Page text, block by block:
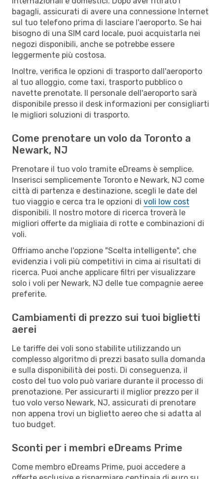
bagagli, assicurati di avere una connessione Internet
sul tuo telefono prima di lasciare l'aeroporto. Se hai
bisogno di una SIM card locale, puoi acquistarla nei
negozi disponibili, anche se potrebbe essere
leggermente più costosa.
Inoltre, verifica le opzioni di trasporto dall'aeroporto
al tuo alloggio, come taxi, trasporto pubblico o
navette prenotate. Il personale dell'aeroporto sarà
disponibile presso il desk informazioni per consigliarti
le migliori soluzioni di trasporto.
Come prenotare un volo da Toronto a
Newark, NJ
Prenotare il tuo volo tramite eDreams è semplice.
Inserisci semplicemente Toronto e Newark, NJ come
città di partenza e destinazione, scegli le date del
tuo viaggio e cerca tra le opzioni di voli low cost
disponibili. Il nostro motore di ricerca troverà le
migliori offerte da migliaia di rotte e combinazioni di
voli.
Offriamo anche l'opzione "Scelta intelligente", che
evidenzia i voli più competitivi in cima ai risultati di
ricerca. Puoi anche applicare filtri per visualizzare
solo i voli per Newark, NJ delle tue compagnie aeree
preferite.
Cambiamenti di prezzo sui tuoi biglietti
aerei
Le tariffe dei voli sono stabilite utilizzando un
complesso algoritmo di prezzi basato sulla domanda
e sulla disponibilità dei posti. Di conseguenza, il
costo del tuo volo può variare durante il processo di
prenotazione. Per assicurarti il miglior prezzo per il
tuo volo verso Newark, NJ, assicurati di prenotare
non appena trovi un biglietto aereo che si adatta al
tuo budget.
Sconti per i membri eDreams Prime
Come membro eDreams Prime, puoi accedere a